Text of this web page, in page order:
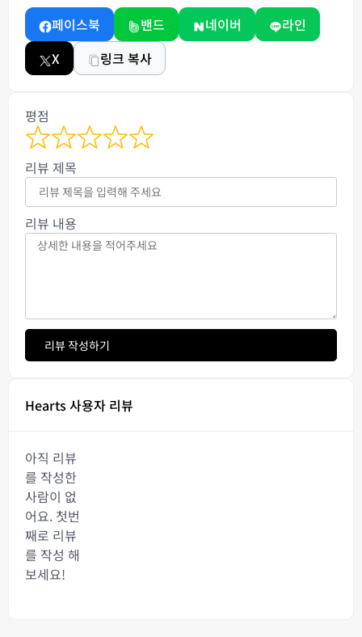
페이스북 밴드 네이버
라인
X
링크 복사
평점
리뷰 제목
리뷰 내용
리뷰 작성하기
Hearts 사용자 리뷰
아직 리뷰
를 작성한
사람이 없
어요. 첫번
째로 리뷰
를 작성 해
보세요!